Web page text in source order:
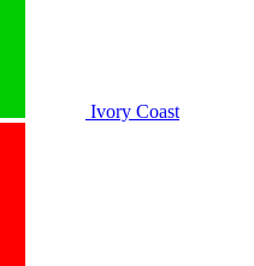
Ivory Coast